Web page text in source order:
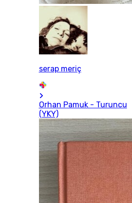
serap meriç
Orhan Pamuk - Turuncu
(YKY)